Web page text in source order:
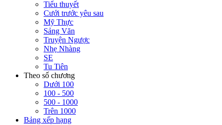
Tiểu thuyết
Cưới trước yêu sau
Mỹ Thực
Sảng Văn
Truyện Ngược
Nhẹ Nhàng
SE
Tu Tiên
Theo số chương
Dưới 100
100 - 500
500 - 1000
Trên 1000
Bảng xếp hạng